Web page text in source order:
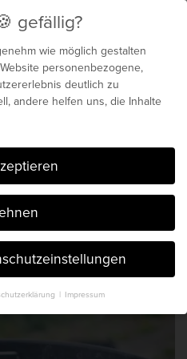
dein
& Phil
gefällig?
wie möglich gestalten
personenbezogene,
deutlich zu
andere helfen uns, die Inhalte
Impressum